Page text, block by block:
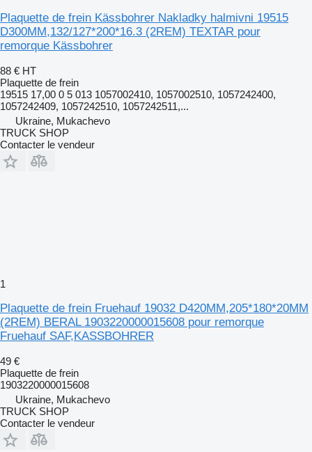
Plaquette de frein Kässbohrer Nakladky halmivni 19515
D300MM,132/127*200*16.3 (2REM) TEXTAR pour
remorque Kässbohrer
88 € HT
Plaquette de frein
19515 17,00 0 5 013 1057002410, 1057002510, 1057242400,
1057242409, 1057242510, 1057242511,...
Ukraine, Mukachevo
TRUCK SHOP
Contacter le vendeur
1
Plaquette de frein Fruehauf 19032 D420MM,205*180*20MM
(2REM) BERAL 1903220000015608 pour remorque
Fruehauf SAF,KASSBOHRER
49 €
Plaquette de frein
1903220000015608
Ukraine, Mukachevo
TRUCK SHOP
Contacter le vendeur